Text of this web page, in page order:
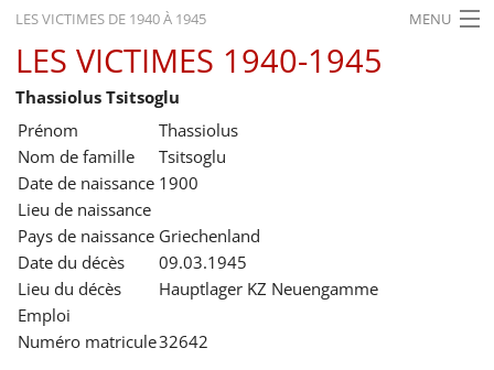
LES VICTIMES DE 1940 À 1945 MENU
ACCUEIL
ACTUALITÉS
EXPOSITIONS
HISTORIQUE
FORMATION
RECHERCHE
SERVICE
LES VICTIMES 1940-1945
Thassiolus Tsitsoglu
Prénom
Thassiolus
Nom de famille
Tsitsoglu
Date de naissance 1900
Lieu de naissance
Pays de naissance Griechenland
Date du décès
09.03.1945
Lieu du décès
Hauptlager KZ Neuengamme
Emploi
Numéro matricule32642